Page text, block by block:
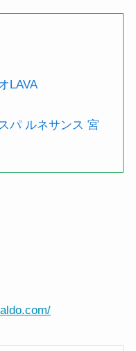
LAVA
パ ルネサンス 宮